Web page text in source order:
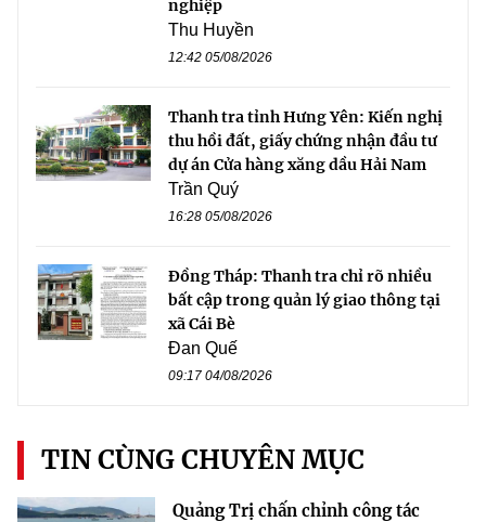
nghiệp
Thu Huyền
12:42 05/08/2026
Thanh tra tỉnh Hưng Yên: Kiến nghị
thu hồi đất, giấy chứng nhận đầu tư
dự án Cửa hàng xăng dầu Hải Nam
Trần Quý
16:28 05/08/2026
Đồng Tháp: Thanh tra chỉ rõ nhiều
bất cập trong quản lý giao thông tại
xã Cái Bè
Đan Quế
09:17 04/08/2026
TIN CÙNG CHUYÊN MỤC
Quảng Trị chấn chỉnh công tác